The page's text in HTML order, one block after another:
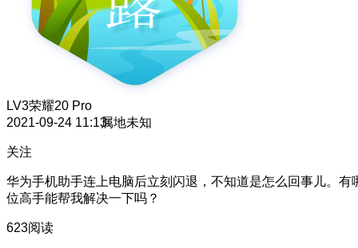
LV3荣耀20 Pro
2021-09-24 11:13属地未知
关注
华为手机助手连上电脑后立刻闪退，不知道是怎么回事儿。有
位高手能帮我解决一下吗？
623阅读